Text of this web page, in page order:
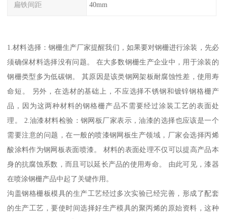
扁铁间距 40mm
1.材料选择：钢栅生产厂家提醒我们，如果要对钢栅进行涂装，先必
须确保材料选择没有问题。 在大多数钢栅生产企业中，用于涂装的
钢栅类型多为低碳钢。 其原因是该类钢网架板耐腐蚀性差，使用寿
命短。 另外，在选材的基础上，不应选择不锈钢和镀锌钢格栅产
品，因为这两种材料的钢格栅产品不需要经过涂装工艺的表面处
理。 2.油漆材料检验：钢网板厂家表示，油漆的选择也应该是一个
需要注意的问题，在一般的喷漆钢网板生产领域，厂家会选择丙烯
酸涂料作为钢网板表面喷漆。 材料的表面处理不仅可以提高产品本
身的抗腐蚀系数，而且可以延长产品的使用寿命。 由此可见，漆器
在喷涂钢栅产品中起了关键作用。
沟盖钢格栅板模具的生产工艺经过多次实验已经完善，形成了配套
的生产工艺，要使时间选择好生产模具的聚丙烯的原始资料，这种